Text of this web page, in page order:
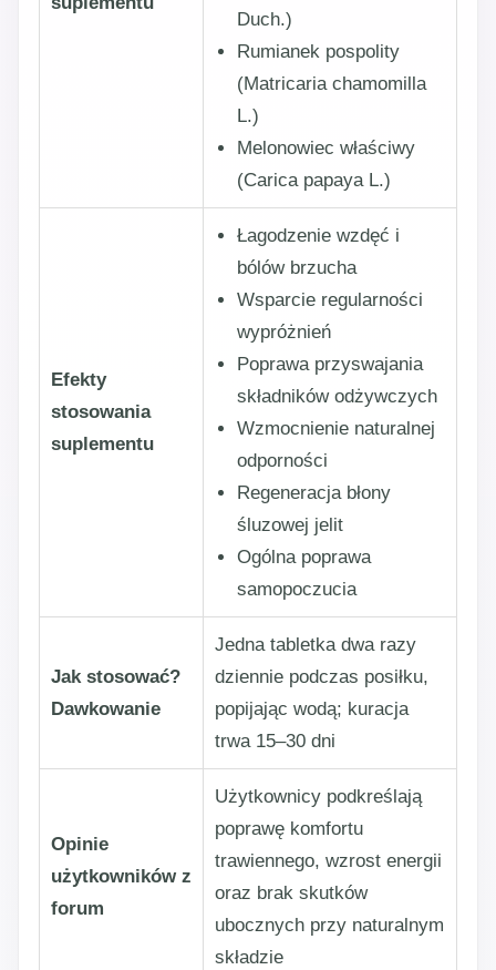
Duch.)
Rumianek pospolity
(Matricaria chamomilla
L.)
Melonowiec właściwy
(Carica papaya L.)
Efekty
stosowania
suplementu
Łagodzenie wzdęć i
bólów brzucha
Wsparcie regularności
wypróżnień
Poprawa przyswajania
składników odżywczych
Wzmocnienie naturalnej
odporności
Regeneracja błony
śluzowej jelit
Ogólna poprawa
samopoczucia
Jak stosować?
Dawkowanie
Jedna tabletka dwa razy
dziennie podczas posiłku,
popijając wodą; kuracja
trwa 15–30 dni
Opinie
użytkowników z
forum
Użytkownicy podkreślają
poprawę komfortu
trawiennego, wzrost energii
oraz brak skutków
ubocznych przy naturalnym
składzie